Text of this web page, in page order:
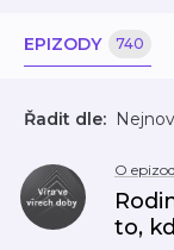
EPIZODY 740
Řadit dle:
O
to,